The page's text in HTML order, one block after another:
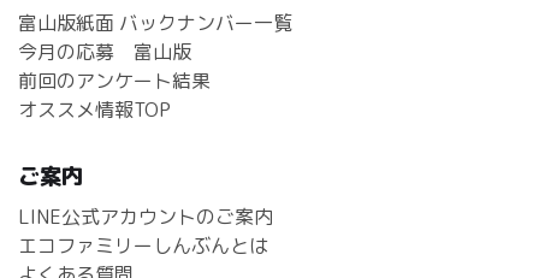
富山版紙面 バックナンバー一覧
今月の応募 富山版
前回のアンケート結果
オススメ情報TOP
ご案内
LINE公式アカウントのご案内
エコファミリーしんぶんとは